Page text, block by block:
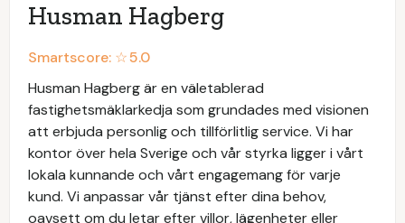
Husman Hagberg
Smartscore: ☆5.0
Husman Hagberg är en väletablerad
fastighetsmäklarkedja som grundades med visionen
att erbjuda personlig och tillförlitlig service. Vi har
kontor över hela Sverige och vår styrka ligger i vårt
lokala kunnande och vårt engagemang för varje
kund. Vi anpassar vår tjänst efter dina behov,
oavsett om du letar efter villor, lägenheter eller